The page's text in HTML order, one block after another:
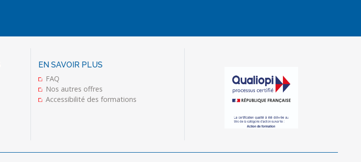
EN SAVOIR PLUS
FAQ
Nos autres offres
Accessibilité des formations